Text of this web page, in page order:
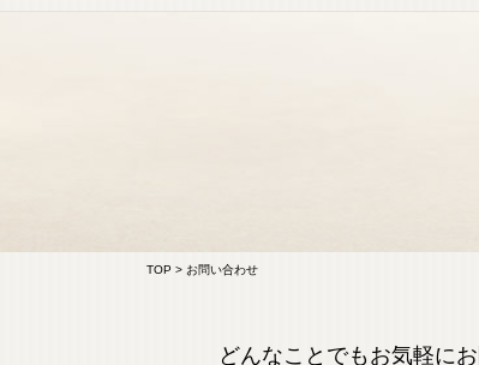
TOP > お問い合わせ
どんなことでもお気軽に